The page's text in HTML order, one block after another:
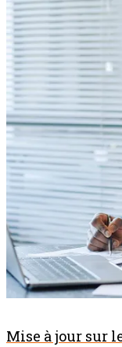
Mise à jour sur